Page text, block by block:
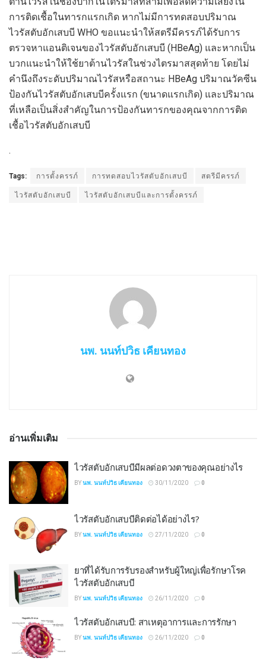
การติดเชื้อในทารกแรกเกิด หากไม่มีการทดสอบปริมาณ
ไวรัสตับอักเสบบี WHO ขอแนะนำให้สตรีมีครรภ์ได้รับการ
ตรวจหาแอนติเจนของไวรัสตับอักเสบบี (HBeAg) และหากเป็น
บวกแนะนำให้ใช้ยาต้านไวรัสในช่วงไตรมาสสุดท้าย โดยไม่
คำนึงถึงระดับปริมาณไวรัสหรือสถานะ HBeAg ปริมาณวัคซีน
ป้องกันไวรัสตับอักเสบบีครั้งแรก (ขนาดแรกเกิด) และปริมาณ
ที่เหลือเป็นสิ่งสำคัญในการป้องกันทารกของคุณจากการติด
เชื้อไวรัสตับอักเสบบี
.
Tags: การตั้งครรภ์ การทดสอบไวรัสตับอักเสบบี สตรีมีครรภ์
ไวรัสตับอักเสบบี ไวรัสตับอักเสบบีและการตั้งครรภ์
นพ. นนท์ปวิธ เคียนทอง
อ่านเพิ่มเติม
ไวรัสตับอักเสบบีมีผลต่อดวงตาของคุณอย่างไร
BYนพ. นนท์ปวิธ เคียนทอง 30/11/2020 0
ไวรัสตับอักเสบบีติดต่อได้อย่างไร?
BYนพ. นนท์ปวิธ เคียนทอง 27/11/2020 0
ยาที่ได้รับการรับรองสำหรับผู้ใหญ่เพื่อรักษาโรค
ไวรัสตับอักเสบบี
BYนพ. นนท์ปวิธ เคียนทอง 26/11/2020 0
ไวรัสตับอักเสบบี: สาเหตุอาการและการรักษา
BYนพ. นนท์ปวิธ เคียนทอง 26/11/2020 0